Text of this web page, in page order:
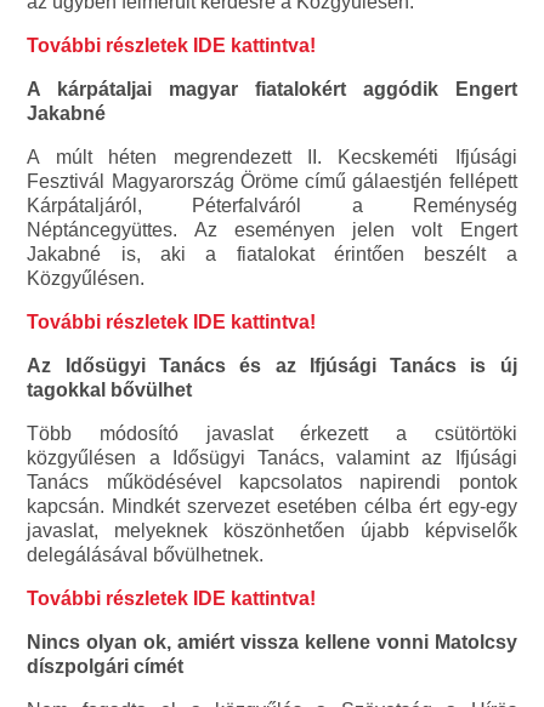
További részletek IDE kattintva!
A kárpátaljai magyar fiatalokért aggódik Engert
Jakabné
A múlt héten megrendezett II. Kecskeméti Ifjúsági
Fesztivál Magyarország Öröme című gálaestjén fellépett
Kárpátaljáról, Péterfalváról a Reménység
Néptáncegyüttes. Az eseményen jelen volt Engert
Jakabné is, aki a fiatalokat érintően beszélt a
Közgyűlésen.
További részletek IDE kattintva!
Az Idősügyi Tanács és az Ifjúsági Tanács is új
tagokkal bővülhet
Több módosító javaslat érkezett a csütörtöki
közgyűlésen a Idősügyi Tanács, valamint az Ifjúsági
Tanács működésével kapcsolatos napirendi pontok
kapcsán. Mindkét szervezet esetében célba ért egy-egy
javaslat, melyeknek köszönhetően újabb képviselők
delegálásával bővülhetnek.
További részletek IDE kattintva!
Nincs olyan ok, amiért vissza kellene vonni Matolcsy
díszpolgári címét